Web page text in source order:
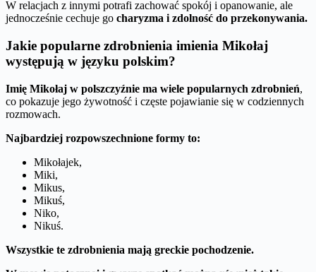
W relacjach z innymi potrafi zachować spokój i opanowanie, ale
jednocześnie cechuje go charyzma i zdolność do przekonywania.
Jakie popularne zdrobnienia imienia Mikołaj
występują w języku polskim?
Imię Mikołaj w polszczyźnie ma wiele popularnych zdrobnień,
co pokazuje jego żywotność i częste pojawianie się w codziennych
rozmowach.
Najbardziej rozpowszechnione formy to:
Mikołajek,
Miki,
Mikus,
Mikuś,
Niko,
Nikuś.
Wszystkie te zdrobnienia mają greckie pochodzenie.